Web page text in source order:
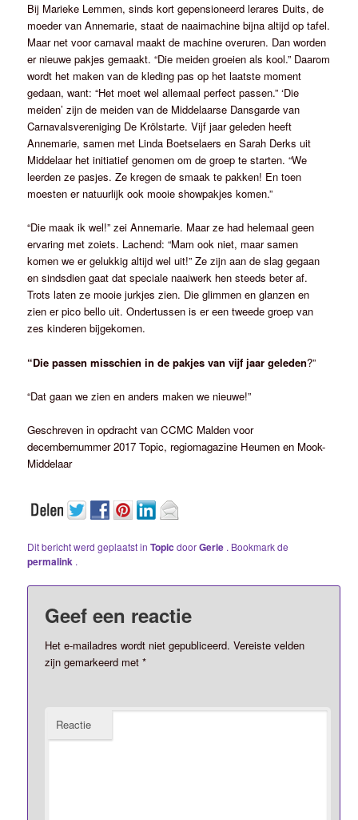
Bij Marieke Lemmen, sinds kort gepensioneerd lerares Duits, de
moeder van Annemarie, staat de naaimachine bijna altijd op tafel.
Maar net voor carnaval maakt de machine overuren. Dan worden
er nieuwe pakjes gemaakt. “Die meiden groeien als kool.” Daarom
wordt het maken van de kleding pas op het laatste moment
gedaan, want: “Het moet wel allemaal perfect passen.” ‘Die
meiden’ zijn de meiden van de Middelaarse Dansgarde van
Carnavalsvereniging De Krölstarte. Vijf jaar geleden heeft
Annemarie, samen met Linda Boetselaers en Sarah Derks uit
Middelaar het initiatief genomen om de groep te starten. “We
leerden ze pasjes. Ze kregen de smaak te pakken! En toen
moesten er natuurlijk ook mooie showpakjes komen.”
“Die maak ik wel!” zei Annemarie. Maar ze had helemaal geen
ervaring met zoiets. Lachend: “Mam ook niet, maar samen
komen we er gelukkig altijd wel uit!” Ze zijn aan de slag gegaan
en sindsdien gaat dat speciale naaiwerk hen steeds beter af.
Trots laten ze mooie jurkjes zien. Die glimmen en glanzen en
zien er pico bello uit. Ondertussen is er een tweede groep van
zes kinderen bijgekomen.
“Die passen misschien in de pakjes van vijf jaar geleden?”
“Dat gaan we zien en anders maken we nieuwe!”
Geschreven in opdracht van CCMC Malden voor
decembernummer 2017 Topic, regiomagazine Heumen en Mook-
Middelaar
Dit bericht werd geplaatst inTopic doorGerie . Bookmark de
permalink .
Geef een reactie
Het e-mailadres wordt niet gepubliceerd. Vereiste velden
zijn gemarkeerd met*
Reactie